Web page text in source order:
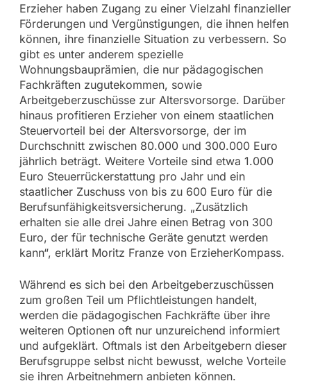
Erzieher haben Zugang zu einer Vielzahl finanzieller
Förderungen und Vergünstigungen, die ihnen helfen
können, ihre finanzielle Situation zu verbessern. So
gibt es unter anderem spezielle
Wohnungsbauprämien, die nur pädagogischen
Fachkräften zugutekommen, sowie
Arbeitgeberzuschüsse zur Altersvorsorge. Darüber
hinaus profitieren Erzieher von einem staatlichen
Steuervorteil bei der Altersvorsorge, der im
Durchschnitt zwischen 80.000 und 300.000 Euro
jährlich beträgt. Weitere Vorteile sind etwa 1.000
Euro Steuerrückerstattung pro Jahr und ein
staatlicher Zuschuss von bis zu 600 Euro für die
Berufsunfähigkeitsversicherung. „Zusätzlich
erhalten sie alle drei Jahre einen Betrag von 300
Euro, der für technische Geräte genutzt werden
kann“, erklärt Moritz Franze von ErzieherKompass.
Während es sich bei den Arbeitgeberzuschüssen
zum großen Teil um Pflichtleistungen handelt,
werden die pädagogischen Fachkräfte über ihre
weiteren Optionen oft nur unzureichend informiert
und aufgeklärt. Oftmals ist den Arbeitgebern dieser
Berufsgruppe selbst nicht bewusst, welche Vorteile
sie ihren Arbeitnehmern anbieten können.